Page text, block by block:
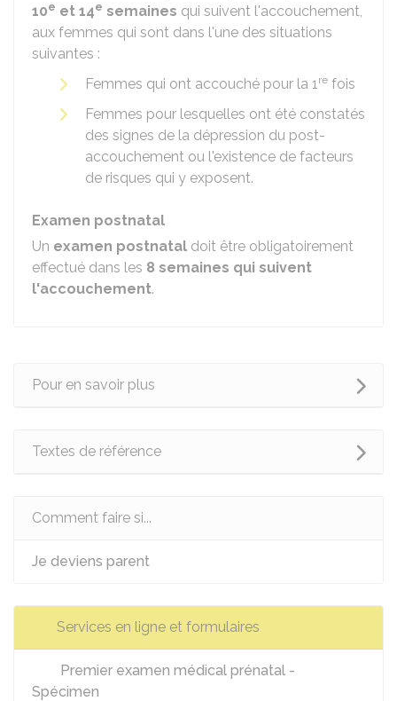
10e et 14e semaines qui suivent l'accouchement,
aux femmes qui sont dans l'une des situations
suivantes :
Femmes qui ont accouché pour la 1re fois
Femmes pour lesquelles ont été constatés
des signes de la dépression du post-
accouchement ou l'existence de facteurs
de risques qui y exposent.
Examen postnatal
Un examen postnatal doit être obligatoirement
effectué dans les 8 semaines qui suivent
l'accouchement.
Pour en savoir plus
Textes de référence
Comment faire si...
Je deviens parent
Services en ligne et formulaires
Premier examen médical prénatal -
Spécimen